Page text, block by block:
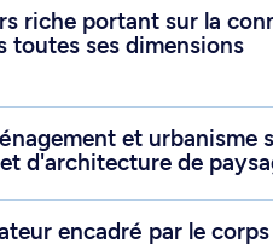
riche portant sur la
toutes ses dimensions
et urbanisme
d'architecture de
encadré par le